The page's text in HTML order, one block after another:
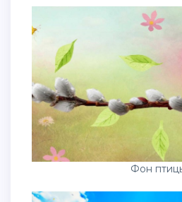
Фон